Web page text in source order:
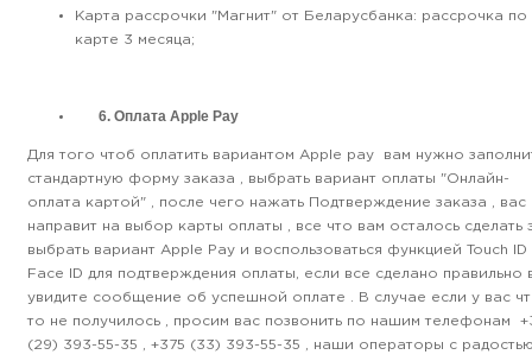
Карта рассрочки "Магнит" от Беларусбанка: рассрочка по
карте 3 месяца;
6. Оплата Apple Pay
Для того чтоб оплатить вариантом Apple pay вам нужно
стандартную форму заказа , выбрать вариант оплаты "Онлайн-
оплата картой" , после чего нажать Подтверждение заказа , вас
направит на выбор карты оплаты , все что вам осталось сделать
выбрать вариант Apple Pay и воспользоваться функцией Touch ID
Face ID для подтверждения оплаты, если все сделано правильно
увидите сообщение об успешной оплате . В случае если у вас
то не получилось , просим вас позвонить по нашим телефонам
(29) 393-55-35 , +375 (33) 393-55-35 , наши операторы с